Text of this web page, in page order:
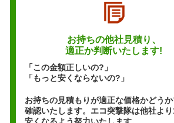
お持ちの他社見積り、
適正か判断いたします!
「この金額正しいの?」
「もっと安くならないの?」
お持ちの見積もりが適正な価格かどう
確認いたします。エコ突撃隊は他社よ